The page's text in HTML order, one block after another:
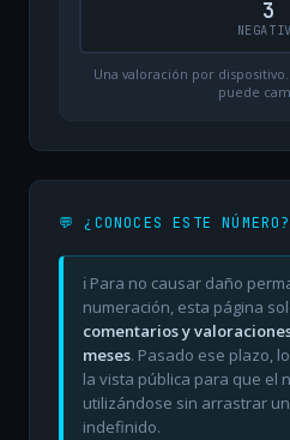
3
Una valoración por
puede
💬 ¿CONOCES ESTE NÚMERO?
ℹ️ Para no causar daño
numeración, esta página
comentarios y
meses. Pasado ese plazo,
la vista pública para que el
utilizándose sin arrastrar
indefinido.